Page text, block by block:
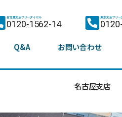
名古屋支店フリーダイヤル
0120-1562-14
東京支店フリー
Q&A お問い合わせ
名古屋支店